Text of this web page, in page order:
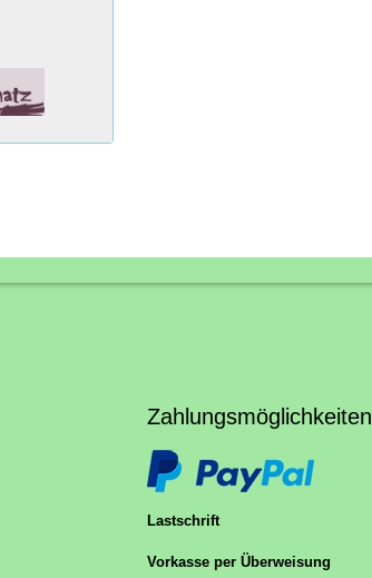
Zahlungsmöglichkeiten
Lastschrift
Vorkasse per Überweisung